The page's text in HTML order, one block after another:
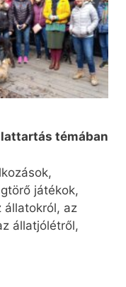
témában
játékok,
állatokról, az
állatjólétről,